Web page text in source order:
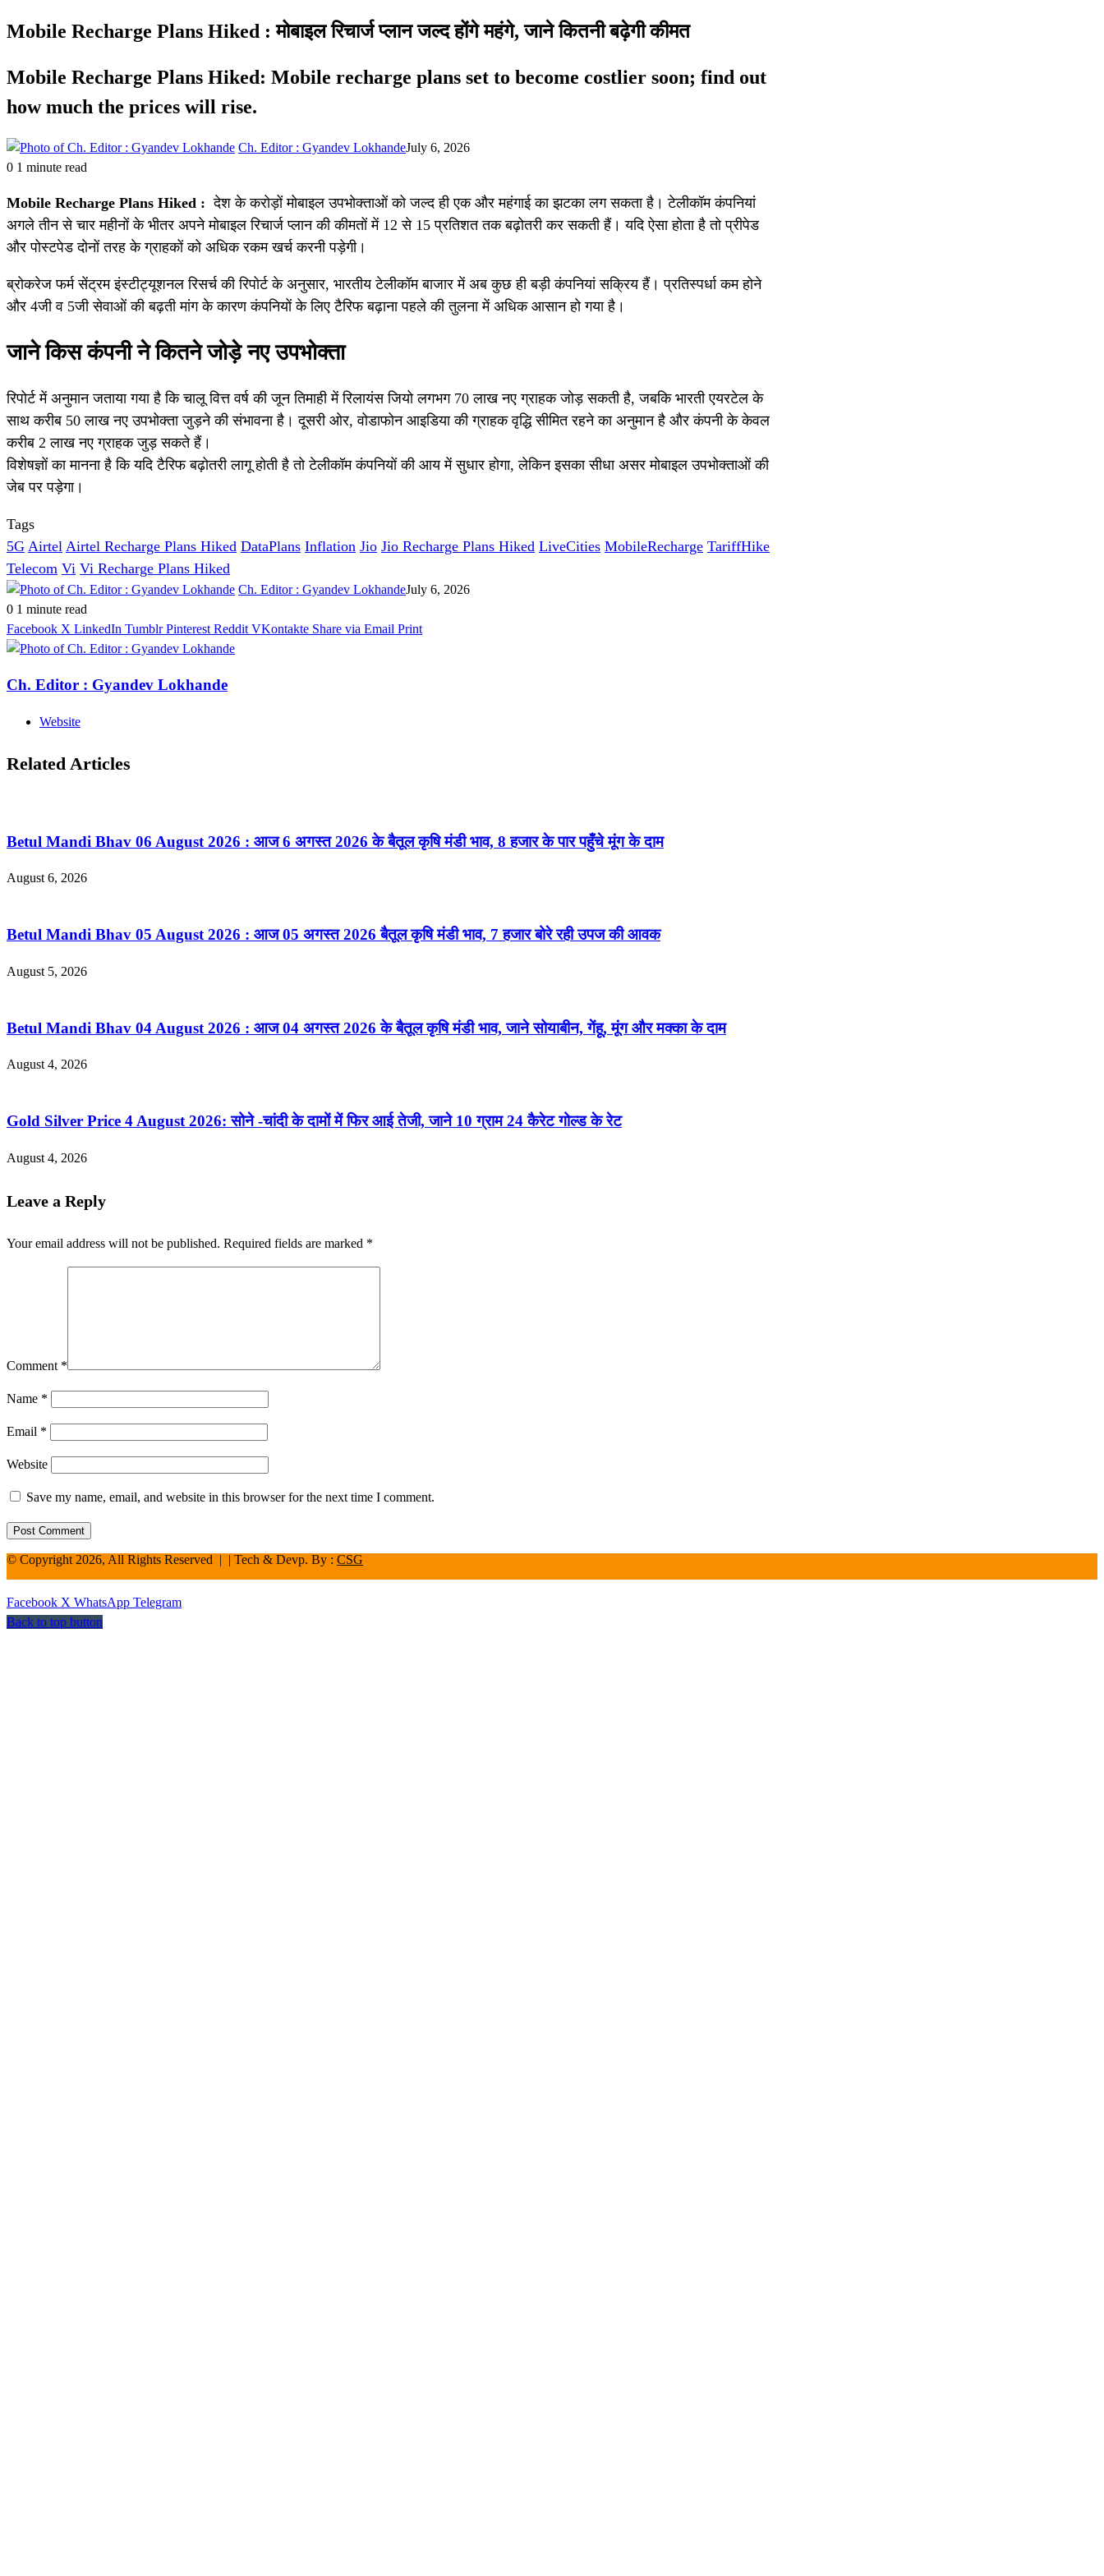
Mobile Recharge Plans Hiked : मोबाइल रिचार्ज प्लान जल्द होंगे महंगे, जाने कितनी बढ़ेगी कीमत
Mobile Recharge Plans Hiked: Mobile recharge plans set to become costlier soon; find out
how much the prices will rise.
Ch. Editor : Gyandev LokhandeJuly 6, 2026
0 1 minute read
Mobile Recharge Plans Hiked : देश के करोड़ों मोबाइल उपभोक्ताओं को जल्द ही एक और महंगाई का झटका लग सकता है। टेलीकॉम कंपनियां
अगले तीन से चार महीनों के भीतर अपने मोबाइल रिचार्ज प्लान की कीमतों में 12 से 15 प्रतिशत तक बढ़ोतरी कर सकती हैं। यदि ऐसा होता है तो प्रीपेड
और पोस्टपेड दोनों तरह के ग्राहकों को अधिक रकम खर्च करनी पड़ेगी।
ब्रोकरेज फर्म सेंट्रम इंस्टीट्यूशनल रिसर्च की रिपोर्ट के अनुसार, भारतीय टेलीकॉम बाजार में अब कुछ ही बड़ी कंपनियां सक्रिय हैं। प्रतिस्पर्धा कम होने
और 4जी व 5जी सेवाओं की बढ़ती मांग के कारण कंपनियों के लिए टैरिफ बढ़ाना पहले की तुलना में अधिक आसान हो गया है।
जाने किस कंपनी ने कितने जोड़े नए उपभोक्ता
रिपोर्ट में अनुमान जताया गया है कि चालू वित्त वर्ष की जून तिमाही में रिलायंस जियो लगभग 70 लाख नए ग्राहक जोड़ सकती है, जबकि भारती एयरटेल के
साथ करीब 50 लाख नए उपभोक्ता जुड़ने की संभावना है। दूसरी ओर, वोडाफोन आइडिया की ग्राहक वृद्धि सीमित रहने का अनुमान है और कंपनी के केवल
करीब 2 लाख नए ग्राहक जुड़ सकते हैं।
विशेषज्ञों का मानना है कि यदि टैरिफ बढ़ोतरी लागू होती है तो टेलीकॉम कंपनियों की आय में सुधार होगा, लेकिन इसका सीधा असर मोबाइल उपभोक्ताओं की
जेब पर पड़ेगा।
Tags
5G Airtel Airtel Recharge Plans Hiked DataPlans Inflation Jio Jio Recharge Plans Hiked LiveCities MobileRecharge TariffHike
Telecom Vi Vi Recharge Plans Hiked
Ch. Editor : Gyandev LokhandeJuly 6, 2026
0 1 minute read
Facebook X LinkedIn Tumblr Pinterest Reddit VKontakte Share via Email Print
Ch. Editor : Gyandev Lokhande
Website
Related Articles
Betul Mandi Bhav 06 August 2026 : आज 6 अगस्त 2026 के बैतूल कृषि मंडी भाव, 8 हजार के पार पहुँचे मूंग के दाम
August 6, 2026
Betul Mandi Bhav 05 August 2026 : आज 05 अगस्त 2026 बैतूल कृषि मंडी भाव, 7 हजार बोरे रही उपज की आवक
August 5, 2026
Betul Mandi Bhav 04 August 2026 : आज 04 अगस्त 2026 के बैतूल कृषि मंडी भाव, जाने सोयाबीन, गेंहू, मूंग और मक्का के दाम
August 4, 2026
Gold Silver Price 4 August 2026: सोने -चांदी के दामों में फिर आई तेजी, जाने 10 ग्राम 24 कैरेट गोल्ड के रेट
August 4, 2026
Leave a Reply
Your email address will not be published. Required fields are marked *
Comment *
Name *
Email *
Website
Save my name, email, and website in this browser for the next time I comment.
© Copyright 2026, All Rights Reserved | | Tech & Devp. By : CSG
Facebook X WhatsApp Telegram
Back to top button